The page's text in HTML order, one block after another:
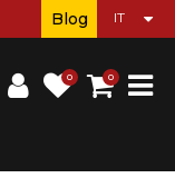
0 0
Blog